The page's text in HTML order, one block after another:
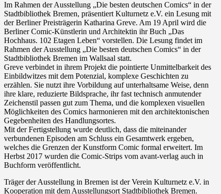
Im Rahmen der Ausstellung „Die besten deutschen Comics“ in der
Stadtbibliothek Bremen, präsentiert Kulturnetz e.V. ein Lesung mit
der Berliner Preisträgerin Katharina Greve. Am 19 April wird die
Berliner Comic-Künstlerin und Architektin ihr Buch „Das
Hochhaus. 102 Etagen Leben“ vorstellen. Die Lesung findet im
Rahmen der Ausstellung „Die besten deutschen Comics“ in der
Stadtbibliothek Bremen im Wallsaal statt.
Greve verbindet in ihrem Projekt die pointierte Unmittelbarkeit des
Einbildwitzes mit dem Potenzial, komplexe Geschichten zu
erzählen. Sie nutzt ihre Vorbildung auf unterhaltsame Weise, denn
ihre klare, reduzierte Bildsprache, ihr fast technisch anmutender
Zeichenstil passen gut zum Thema, und die komplexen visuellen
Möglichkeiten des Comics harmonieren mit den architektonischen
Gegebenheiten des Handlungsortes.
Mit der Fertigstellung wurde deutlich, dass die miteinander
verbundenen Episoden am Schluss ein Gesamtwerk ergeben,
welches die Grenzen der Kunstform Comic formal erweitert. Im
Herbst 2017 wurden die Comic-Strips vom avant-verlag auch in
Buchform veröffentlicht.
Träger der Ausstellung in Bremen ist der Verein Kulturnetz e.V. in
Kooperation mit dem Ausstellungsort Stadtbibliothek Bremen.